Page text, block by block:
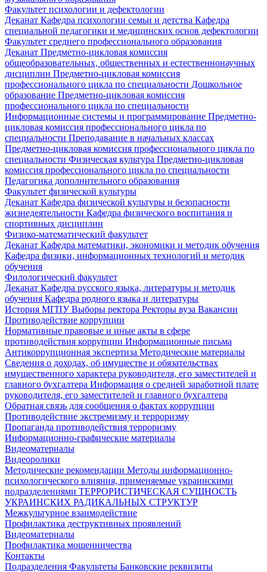
Факультет психологии и дефектологии
Деканат Кафедра психологии семьи и детства Кафедра
специальной педагогики и медицинских основ дефектологии
Факультет среднего профессионального образования
Деканат Предметно-цикловая комиссия
общеобразовательных, общественных и естественнонаучных
дисциплин Предметно-цикловая комиссия
профессионального цикла по специальности Дошкольное
образование Предметно-цикловая комиссия
профессионального цикла по специальности
Информационные системы и программирование Предметно-
цикловая комиссия профессионального цикла по
специальности Преподавание в начальных классах
Предметно-цикловая комиссия профессионального цикла по
специальности Физическая культура Предметно-цикловая
комиссия профессионального цикла по специальности
Педагогика дополнительного образования
Факультет физической культуры
Деканат Кафедра физической культуры и безопасности
жизнедеятельности Кафедра физического воспитания и
спортивных дисциплин
Физико-математический факультет
Деканат Кафедра математики, экономики и методик обучения
Кафедра физики, информационных технологий и методик
обучения
Филологический факультет
Деканат Кафедра русского языка, литературы и методик
обучения Кафедра родного языка и литературы
История МГПУВыборы ректора Ректоры вуза Вакансии
Противодействие коррупции
Нормативные правовые и иные акты в сфере
противодействия коррупции Информационные письма
Антикоррупционная экспертиза Методические материалы
Сведения о доходах, об имуществе и обязательствах
имущественного характера руководителя, его заместителей и
главного бухгалтера Информация о средней заработной плате
руководителя, его заместителей и главного бухгалтера
Обратная связь для сообщения о фактах коррупции
Противодействие экстремизму и терроризму
Пропаганда противодействия терроризму
Информационно-графические материалы
Видеоматериалы
Видеоролики
Методические рекомендации Методы информационно-
психологического влияния, применяемые украинскими
подразделениями ТЕРРОРИСТИЧЕСКАЯ СУЩНОСТЬ
УКРАИНСКИХ РАДИКАЛЬНЫХ СТРУКТУР
Межкультурное взаимодействие
Профилактика деструктивных проявлений
Видеоматериалы
Профилактика мошенничества
Контакты
Подразделения Факультеты Банковские реквизиты